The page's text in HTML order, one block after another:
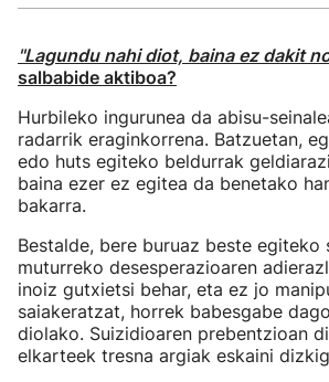
"Lagundu nahi diot, baina ez dakit
salbabide aktiboa?
Hurbileko ingurunea da abisu-
radarrik eraginkorrena. Batzuetan,
edo huts egiteko beldurrak
baina ezer ez egitea da benetako
bakarra.
Bestalde, bere buruaz beste egiteko
muturreko desesperazioaren
inoiz gutxietsi behar, eta ez jo
saiakeratzat, horrek babesgabe
diolako. Suizidioaren prebentzioan
elkarteek tresna argiak eskaini